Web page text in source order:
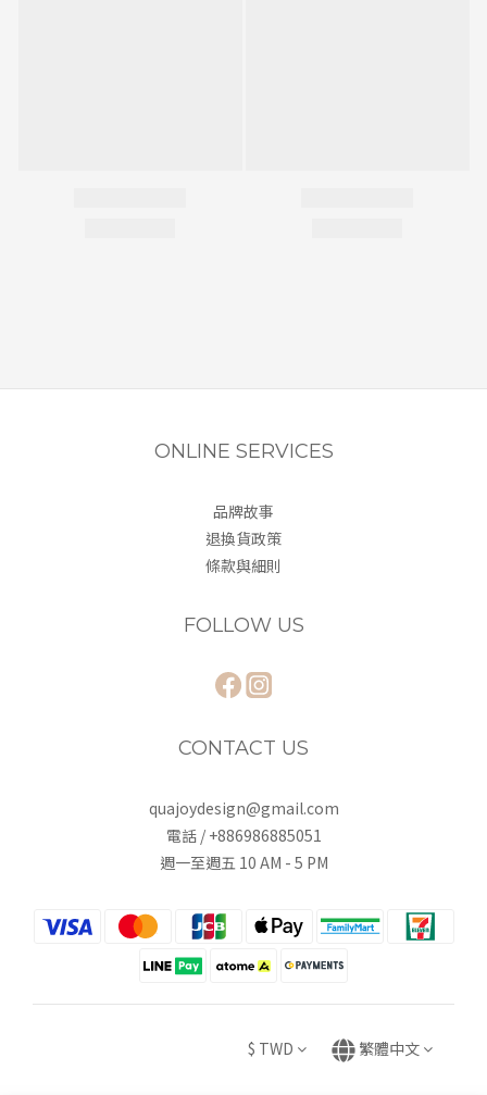
ONLINE SERVICES
品牌故事
退換貨政策
條款與細則
FOLLOW US
CONTACT US
quajoydesign@gmail.com
電話 / +886986885051
週一至週五 10 AM - 5 PM
$ TWD 繁體中文